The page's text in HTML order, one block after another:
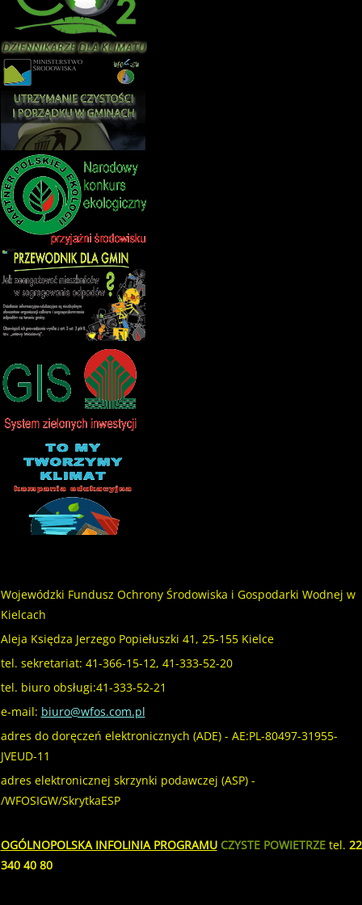
Wojewódzki Fundusz Ochrony Środowiska i Gospodarki Wodnej w
Kielcach
Aleja Księdza Jerzego Popiełuszki 41, 25-155 Kielce
tel. sekretariat: 41-366-15-12, 41-333-52-20
tel. biuro obsługi:41-333-52-21
e-mail: biuro@wfos.com.pl
adres do doręczeń elektronicznych (ADE) - AE:PL-80497-31955-
JVEUD-11
adres elektronicznej skrzynki podawczej (ASP) -
/WFOSIGW/SkrytkaESP
OGÓLNOPOLSKA INFOLINIA PROGRAMUCZYSTE POWIETRZEtel. 22
340 40 80